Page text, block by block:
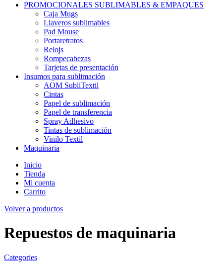
PROMOCIONALES SUBLIMABLES & EMPAQUES
Caja Mugs
Llaveros sublimables
Pad Mouse
Portaretratos
Relojs
Rompecabezas
Tarjetas de presentación
Insumos para sublimación
AOM SubliTextil
Cintas
Papel de sublimación
Papel de transferencia
Spray Adhesivo
Tintas de sublimación
Vinilo Textil
Maquinaria
Inicio
Tienda
Mi cuenta
Carrito
Volver a productos
Repuestos de maquinaria
Categories